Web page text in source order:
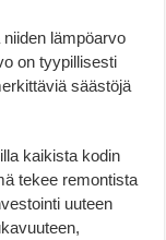
lämpöarvo
on tyypillisesti
säästöjä
kaikista kodin
tekee remontista
uuteen